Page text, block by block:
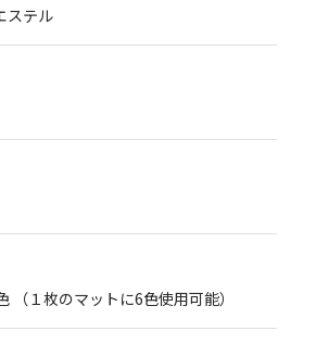
ステル
（１枚のマットに6色使用可能）